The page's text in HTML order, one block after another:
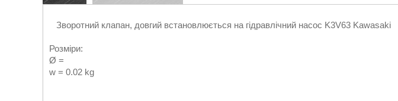
Зворотний клапан, довгий встановлюється на гідравлічний насос K3V63 Kawasaki
Розміри:
Ø =
w = 0.02 kg